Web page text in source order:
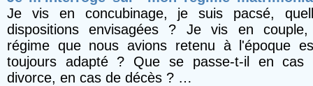
Je vis en concubinage, je suis pacsé,
dispositions envisagées ? Je vis en
régime que nous avions retenu à l'époque
toujours adapté ? Que se passe-t-il en cas
divorce, en cas de décès ? …